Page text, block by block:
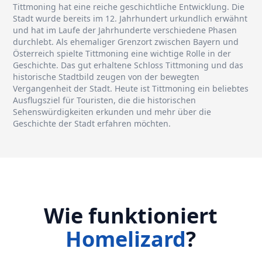
Tittmoning hat eine reiche geschichtliche Entwicklung. Die
Stadt wurde bereits im 12. Jahrhundert urkundlich erwähnt
und hat im Laufe der Jahrhunderte verschiedene Phasen
durchlebt. Als ehemaliger Grenzort zwischen Bayern und
Österreich spielte Tittmoning eine wichtige Rolle in der
Geschichte. Das gut erhaltene Schloss Tittmoning und das
historische Stadtbild zeugen von der bewegten
Vergangenheit der Stadt. Heute ist Tittmoning ein beliebtes
Ausflugsziel für Touristen, die die historischen
Sehenswürdigkeiten erkunden und mehr über die
Geschichte der Stadt erfahren möchten.
Wie funktioniert
Homelizard?